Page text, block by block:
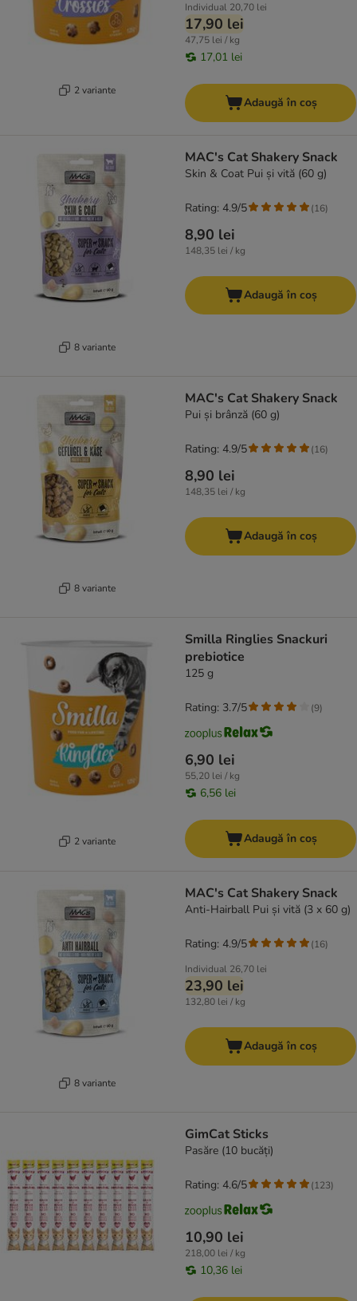
2 variante
Individual 20,70 lei
17,90 lei
47,75 lei / kg
17,01 lei
Adaugă în coș
8 variante
MAC's Cat Shakery Snack
Skin & Coat Pui și vită (60 g)
8,90 lei
148,35 lei / kg
Rating: 4.9/5 (16)
Adaugă în coș
8 variante
MAC's Cat Shakery Snack
Pui și brânză (60 g)
8,90 lei
148,35 lei / kg
Rating: 4.9/5 (16)
Adaugă în coș
2 variante
Smilla Ringlies Snackuri
prebiotice
125 g
6,90 lei
55,20 lei / kg
6,56 lei
Rating: 3.7/5 (9)
Adaugă în coș
8 variante
MAC's Cat Shakery Snack
Anti-Hairball Pui și vită (3 x 60 g)
Individual 26,70 lei
23,90 lei
132,80 lei / kg
Rating: 4.9/5 (16)
Adaugă în coș
GimCat Sticks
Pasăre (10 bucăți)
10,90 lei
218,00 lei / kg
10,36 lei
Rating: 4.6/5 (123)